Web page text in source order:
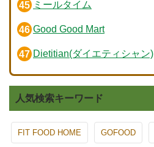
ミールタイム
Good Good Mart
Dietitian(ダイエティシャン)
人気検索キーワード
FIT FOOD HOME GOFOOD